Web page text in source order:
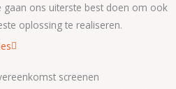
gaan ons uiterste best doen om ook
oplossing te realiseren.
screenen